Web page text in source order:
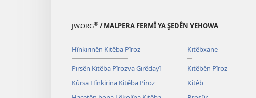
JW.ORG® / MALPERA FERMÎ YA ŞEDÊN YEHOWA
Hînkirinên Kitêba Pîroz
Pirsên Kitêba Pîrozva Girêdayî
Kûrsa Hînkirina Kitêba Pîroz
Kitêbxane
Kitêbên Pîroz
Kitêb